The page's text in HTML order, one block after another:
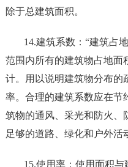
除于总建筑面积。
14.建筑系数：“建筑占
范围内所有的建筑物占地面
计。用以说明建筑物分布的
率。合理的建筑系数应在节
筑物的通风、采光和防火、
足够的道路、绿化和户外活
15.使用率：使用面积与